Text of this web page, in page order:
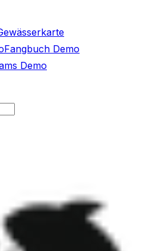
Fangbuch Demo
Demo